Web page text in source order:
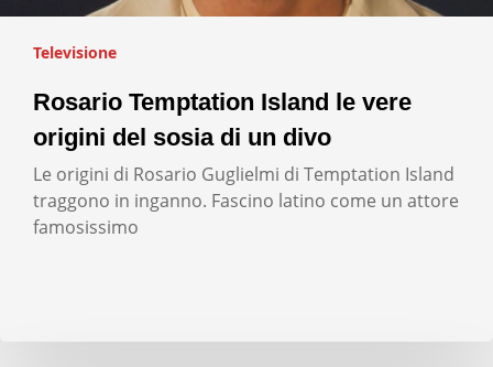
Televisione
Rosario Temptation Island le vere
origini del sosia di un divo
Le origini di Rosario Guglielmi di Temptation Island
traggono in inganno. Fascino latino come un attore
famosissimo